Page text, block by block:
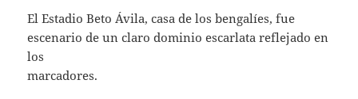
El Estadio Beto Ávila, casa de los bengalíes, fue
escenario de un claro dominio escarlata reflejado en
los
marcadores.